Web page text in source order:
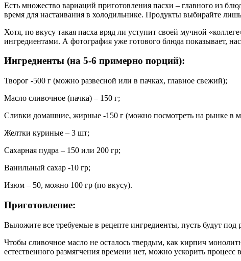
Есть множество вариаций приготовления пасхи – главного из
время для настаивания в холодильнике. Продукты выбирайте
Хотя, по вкусу такая пасха вряд ли уступит своей мучной
ингредиентами. А фотография уже готового блюда показывает,
Ингредиенты (на 5-6 примерно порций):
Творог -500 г (можно развесной или в пачках, главное свежий);
Масло сливочное (пачка) – 150 г;
Сливки домашние, жирные -150 г (можно посмотреть на рынке в
Желтки куриные – 3 шт;
Сахарная пудра – 150 или 200 гр;
Ванильный сахар -10 гр;
Изюм – 50, можно 100 гр (по вкусу).
Приготовление:
Выложите все требуемые в рецепте ингредиенты, пусть будут
Чтобы сливочное масло не осталось твердым, как кирпич
естественного размягчения времени нет, можно ускорить